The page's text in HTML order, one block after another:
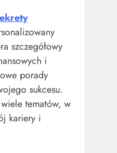
szczegółowy
i
porady
sukcesu.
tematów, w
kariery i